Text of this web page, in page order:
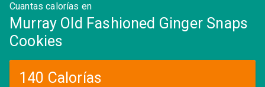
Cuantas calorías en
Murray Old Fashioned Ginger Snaps
Cookies
140 Calorías